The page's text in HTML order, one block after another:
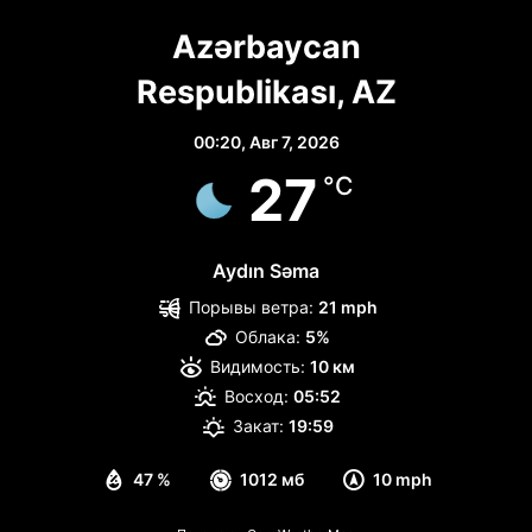
Azərbaycan
Respublikası, AZ
00:20, Авг 7, 2026
27 °C
Aydın Səma
47 % 1012 мб 10 mph
Порывы ветра: 21 mph
Облака: 5%
Видимость: 10 км
Восход: 05:52
Закат: 19:59